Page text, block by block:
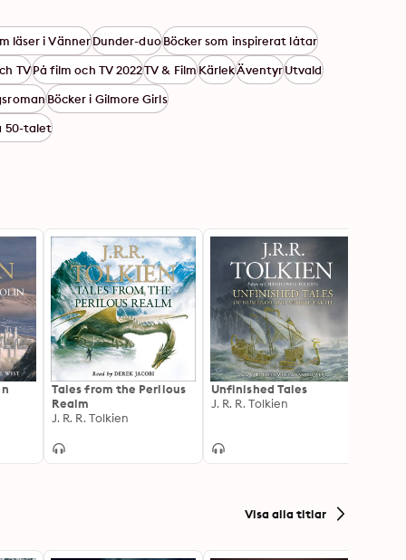
läser i VännerDunder-duoBöcker som inspirerat låtar
TVPå film och TV 2022TV & FilmKärlekÄventyrUtvald
Böcker i Gilmore Girls
50-talet
Tales from the Perilous
Realm
J. R. R. Tolkien
Unfinished Tales
J. R. R. Tolkien
Visa alla titlar